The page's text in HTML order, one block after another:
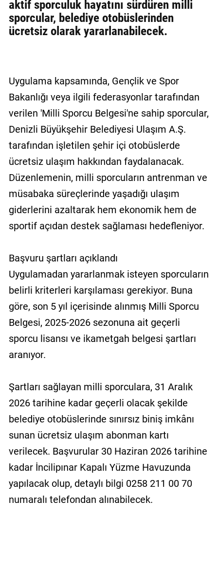
İletişim
Gizlilik
Politikası
aktif sporculuk hayatını sürdüren milli
sporcular, belediye otobüslerinden
ücretsiz olarak yararlanabilecek.
Uygulama kapsamında, Gençlik ve Spor
Bakanlığı veya ilgili federasyonlar tarafından
verilen 'Milli Sporcu Belgesi'ne sahip sporcular,
Denizli Büyükşehir Belediyesi Ulaşım A.Ş.
tarafından işletilen şehir içi otobüslerde
ücretsiz ulaşım hakkından faydalanacak.
Düzenlemenin, milli sporcuların antrenman ve
müsabaka süreçlerinde yaşadığı ulaşım
giderlerini azaltarak hem ekonomik hem de
sportif açıdan destek sağlaması hedefleniyor.
Başvuru şartları açıklandı
Uygulamadan yararlanmak isteyen sporcuların
belirli kriterleri karşılaması gerekiyor. Buna
göre, son 5 yıl içerisinde alınmış Milli Sporcu
Belgesi, 2025-2026 sezonuna ait geçerli
sporcu lisansı ve ikametgah belgesi şartları
aranıyor.
Şartları sağlayan milli sporculara, 31 Aralık
2026 tarihine kadar geçerli olacak şekilde
belediye otobüslerinde sınırsız biniş imkânı
sunan ücretsiz ulaşım abonman kartı
verilecek. Başvurular 30 Haziran 2026 tarihine
kadar İncilipınar Kapalı Yüzme Havuzunda
yapılacak olup, detaylı bilgi 0258 211 00 70
numaralı telefondan alınabilecek.